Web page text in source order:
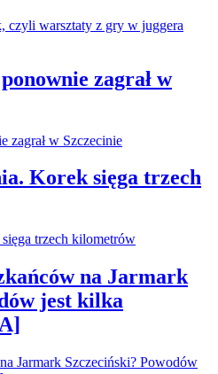
zagrał w
Korek sięga trzech
na Jarmark
jest kilka